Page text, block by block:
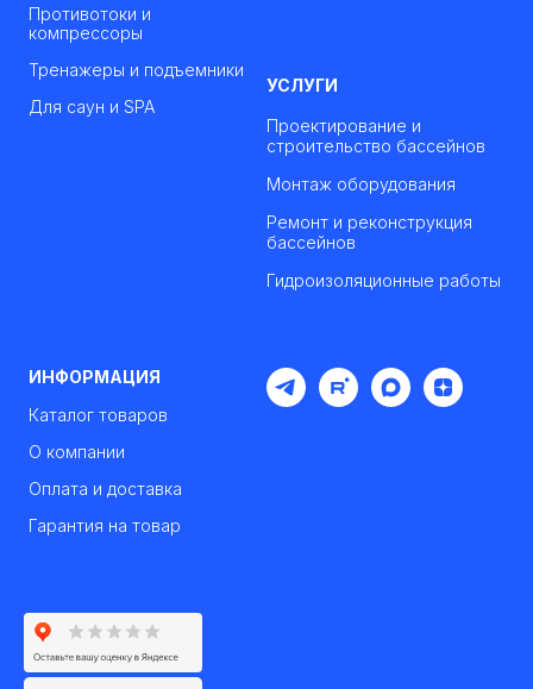
Противотоки и
компрессоры
Тренажеры и подъемники
Для саун и SPA
УСЛУГИ
Проектирование и
строительство бассейнов
Монтаж оборудования
Ремонт и реконструкция
бассейнов
Гидроизоляционные работы
ИНФОРМАЦИЯ
Каталог товаров
О компании
Оплата и доставка
Гарантия на товар